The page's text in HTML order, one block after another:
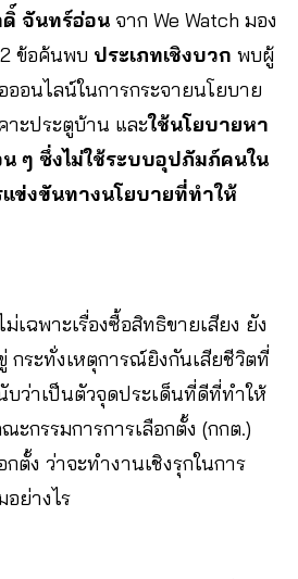
จันทร์อ่อน จาก We Watch มอง
ข้อค้นพบ ประเภทเชิงบวก พบผู้
อนไลน์ในการกระจายนโยบาย
าะประตูบ้าน และใช้นโยบายหา
ๆ ซึ่งไม่ใช้ระบบอุปภัมภ์คนใน
ข่งขันทางนโยบายที่ทำให้
ม่เฉพาะเรื่องซื้อสิทธิขายเสียง ยัง
กระทั่งเหตุการณ์ยิงกันเสียชีวิตที่
บว่าเป็นตัวจุดประเด็นที่ดีที่ทำให้
ะกรรมการการเลือกตั้ง (กกต.)
ตั้ง ว่าจะทำงานเชิงรุกในการ
ย่างไร